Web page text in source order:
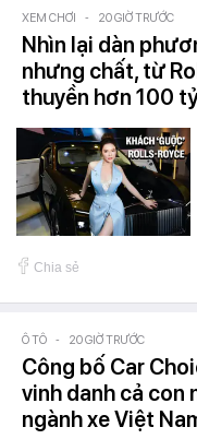
XEM CHƠI - 20 GIỜ TRƯỚC
Nhìn lại dàn
nhưng chất, từ
thuyền hơn 100
Chia sẻ
Ô TÔ - 20 GIỜ TRƯỚC
Công bố Car
vinh danh cả con
ngành xe Việt